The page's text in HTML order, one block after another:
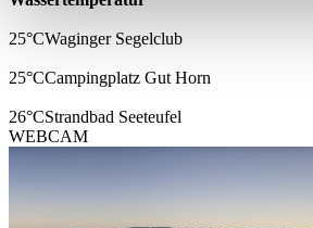
25°CWaginger Segelclub
25°CCampingplatz Gut Horn
26°CStrandbad Seeteufel
WEBCAM